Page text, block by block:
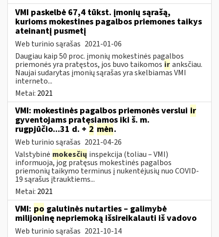
VMI paskelbė 67,4 tūkst. įmonių sąrašą,
kurioms mokestines pagalbos priemones taikys
ateinantį pusmetį
Web turinio sąrašas 2021-01-06
Daugiau kaip 50 proc. įmonių mokestinės pagalbos
priemonės yra pratęstos, jos buvo taikomos iranksčiau.
Naujai sudarytas įmonių sąrašas yra skelbiamas VMI
interneto...
Metai: 2021
VMI: mokestinės pagalbos priemonės verslui ir
gyventojams pratęsiamos iki š. m.
rugpjūčio...31 d. + 2 mėn.
Web turinio sąrašas 2021-04-26
Valstybinė mokesčių inspekcija (toliau – VMI)
informuoja, jog pratęsus mokestinės pagalbos
priemonių taikymo terminus į nukentėjusių nuo COVID-
19 sąrašus įtrauktiems...
Metai: 2021
VMI: po galutinės nutarties – galimybė
milijoninę nepriemoką išsireikalauti iš vadovo
Web turinio sąrašas 2021-10-14